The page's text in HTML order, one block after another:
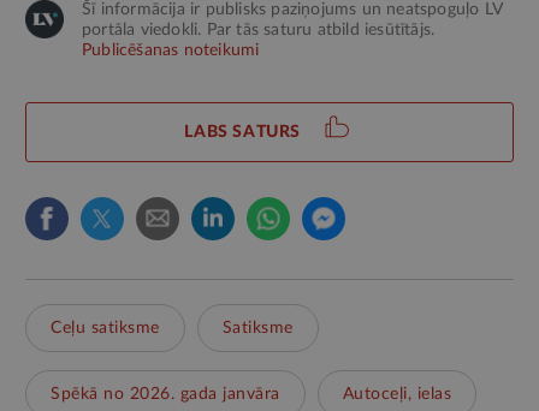
Šī informācija ir publisks paziņojums un neatspoguļo LV
portāla viedokli. Par tās saturu atbild iesūtītājs.
Publicēšanas noteikumi
LABS SATURS
Ceļu satiksme Satiksme
Spēkā no 2026. gada janvāra Autoceļi, ielas